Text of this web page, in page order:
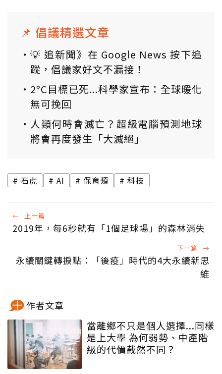
📌 倡議精選文章
💡 追新聞》在 Google News 按下追
蹤，倡議家好文不漏接！
2°C目標已死...科學家宣布：全球暖化
無可挽回
人類何時會滅亡？超級電腦預測地球
將會再度發生「大滅絕」
石虎 AI 保育類 科技
← 上一篇
2019年，每6秒就有「1個足球場」的森林消失
下一篇 →
永續關鍵轉捩點：「後疫」時代的4大永續新思
維
作者文章
當離鄉不只是個人選擇...同樣
是上大學 為何弱勢、中產階
級的代價截然不同？